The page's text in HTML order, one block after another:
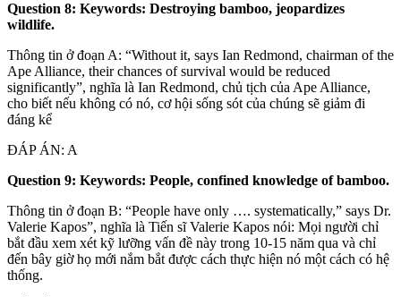
Question 8: Keywords: Destroying bamboo, jeopardizes
wildlife.
Thông tin ở đoạn A: “Without it, says Ian Redmond, chairman of the
Ape Alliance, their chances of survival would be reduced
significantly”, nghĩa là Ian Redmond, chủ tịch của Ape Alliance,
cho biết nếu không có nó, cơ hội sống sót của chúng sẽ giảm đi
đáng kể
ĐÁP ÁN: A
Question 9: Keywords: People, confined knowledge of bamboo.
Thông tin ở đoạn B: “People have only …. systematically,” says Dr.
Valerie Kapos”, nghĩa là Tiến sĩ Valerie Kapos nói: Mọi người chỉ
bắt đầu xem xét kỹ lưỡng vấn đề này trong 10-15 năm qua và chỉ
đến bây giờ họ mới nắm bắt được cách thực hiện nó một cách có hệ
thống.